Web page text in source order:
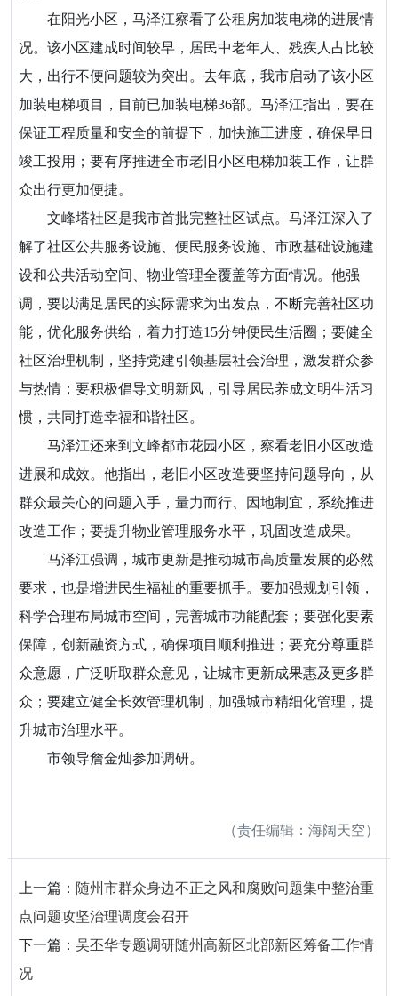
在阳光小区，马泽江察看了公租房加装电梯的进展情
况。该小区建成时间较早，居民中老年人、残疾人占比较
大，出行不便问题较为突出。去年底，我市启动了该小区
加装电梯项目，目前已加装电梯36部。马泽江指出，要在
保证工程质量和安全的前提下，加快施工进度，确保早日
竣工投用；要有序推进全市老旧小区电梯加装工作，让群
众出行更加便捷。
文峰塔社区是我市首批完整社区试点。马泽江深入了
解了社区公共服务设施、便民服务设施、市政基础设施建
设和公共活动空间、物业管理全覆盖等方面情况。他强
调，要以满足居民的实际需求为出发点，不断完善社区功
能，优化服务供给，着力打造15分钟便民生活圈；要健全
社区治理机制，坚持党建引领基层社会治理，激发群众参
与热情；要积极倡导文明新风，引导居民养成文明生活习
惯，共同打造幸福和谐社区。
马泽江还来到文峰都市花园小区，察看老旧小区改造
进展和成效。他指出，老旧小区改造要坚持问题导向，从
群众最关心的问题入手，量力而行、因地制宜，系统推进
改造工作；要提升物业管理服务水平，巩固改造成果。
马泽江强调，城市更新是推动城市高质量发展的必然
要求，也是增进民生福祉的重要抓手。要加强规划引领，
科学合理布局城市空间，完善城市功能配套；要强化要素
保障，创新融资方式，确保项目顺利推进；要充分尊重群
众意愿，广泛听取群众意见，让城市更新成果惠及更多群
众；要建立健全长效管理机制，加强城市精细化管理，提
升城市治理水平。
市领导詹金灿参加调研。
（责任编辑：海阔天空）
上一篇： 随州市群众身边不正之风和腐败问题集中整治重
点问题攻坚治理调度会召开
下一篇： 吴丕华专题调研随州高新区北部新区筹备工作情
况